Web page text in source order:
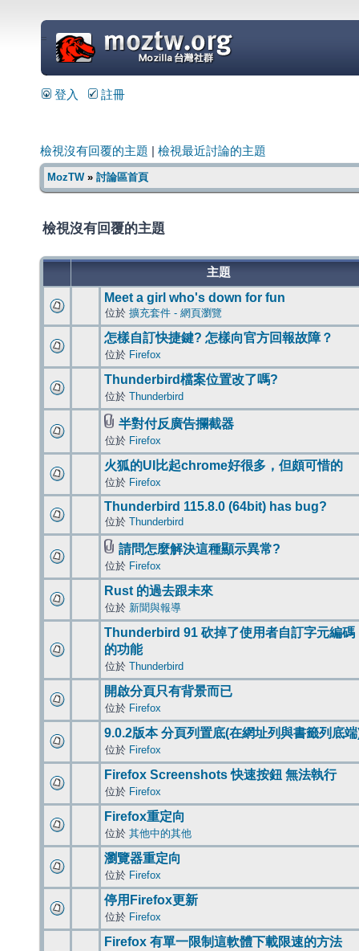
=
登入 註冊
檢視沒有回覆的主題 檢視最近討論的主題
MozTW» 討論區首頁
檢視沒有回覆的主題
主題
Meet a girl who's down for fun
位於 擴充套件 - 網頁瀏覽
怎樣自訂快捷鍵? 怎樣向官方回報故障？
位於 Firefox
Thunderbird檔案位置改了嗎?
位於 Thunderbird
半對付反廣告攔截器
位於 Firefox
火狐的UI比起chrome好很多，但頗可惜的
位於 Firefox
Thunderbird 115.8.0 (64bit) has bug?
位於 Thunderbird
請問怎麼解決這種顯示異常?
位於 Firefox
Rust 的過去跟未來
位於 新聞與報導
Thunderbird 91 砍掉了使用者自訂字元編碼
的功能
位於 Thunderbird
開啟分頁只有背景而已
位於 Firefox
9.0.2版本 分頁列置底(在網址列與書籤列底
位於 Firefox
Firefox Screenshots 快速按鈕 無法執行
位於 Firefox
Firefox重定向
位於 其他中的其他
瀏覽器重定向
位於 Firefox
停用Firefox更新
位於 Firefox
Firefox 有單一限制這軟體下載限速的方法